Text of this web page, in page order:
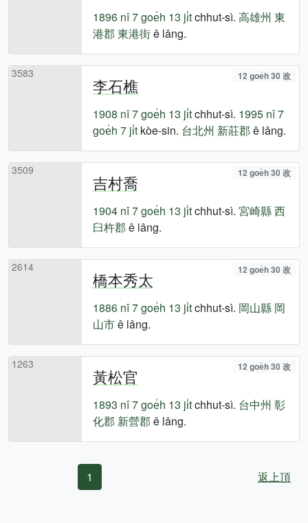
1896 nî7 goe̍h 13 ji̍tchhut-sì. 高雄州 東
港郡 東港街ê lâng.
3583
李石樵 12 goe̍h 30 改
1908 nî7 goe̍h 13 ji̍tchhut-sì. 1995 nî7
goe̍h 7 ji̍tkòe-sin. 台北州 新莊郡 ê lâng.
3509
吉村喬 12 goe̍h 30 改
1904 nî7 goe̍h 13 ji̍tchhut-sì. 宮崎縣西
臼杵郡 ê lâng.
2614
橋本秀太 12 goe̍h 30 改
1886 nî7 goe̍h 13 ji̍tchhut-sì. 岡山縣 岡
山市ê lâng.
1263
黃松官 12 goe̍h 30 改
1893 nî7 goe̍h 13 ji̍tchhut-sì. 台中州 彰
化郡 新營郡 ê lâng.
1 返上頂